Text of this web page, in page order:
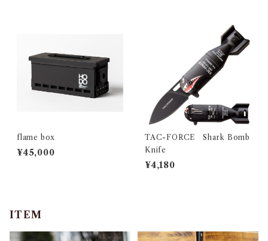
flame box
¥45,000
TAC-FORCE Shark Bomb
Knife
¥4,180
ITEM